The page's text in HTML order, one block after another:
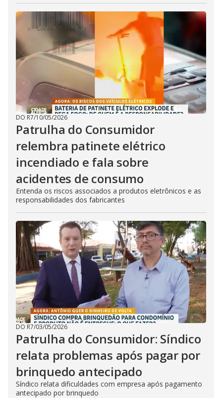
DO R7/10/05/2026
Patrulha do Consumidor
relembra patinete elétrico
incendiado e fala sobre
acidentes de consumo
Entenda os riscos associados a produtos eletrônicos e as
responsabilidades dos fabricantes
DO R7/03/05/2026
Patrulha do Consumidor: Síndico
relata problemas após pagar por
brinquedo antecipado
Síndico relata dificuldades com empresa após pagamento
antecipado por brinquedo